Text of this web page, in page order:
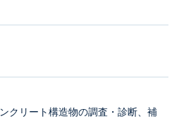
クリート構造物の調査・診断、補